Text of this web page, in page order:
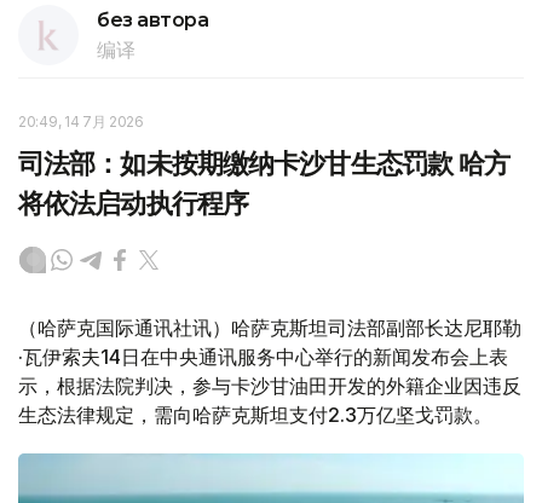
без автора
编译
20:49, 14 7月 2026
司法部：如未按期缴纳卡沙甘生态罚款 哈方
将依法启动执行程序
（哈萨克国际通讯社讯）哈萨克斯坦司法部副部长达尼耶勒
·瓦伊索夫14日在中央通讯服务中心举行的新闻发布会上表
示，根据法院判决，参与卡沙甘油田开发的外籍企业因违反
生态法律规定，需向哈萨克斯坦支付2.3万亿坚戈罚款。